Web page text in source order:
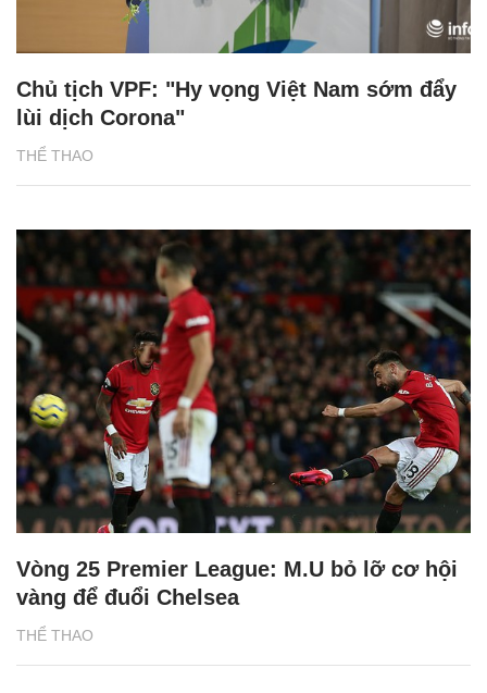
THỂ THAO
Chủ tịch VPF: "Hy vọng Việt Nam sớm đẩy
lùi dịch Corona"
THỂ THAO
Vòng 25 Premier League: M.U bỏ lỡ cơ hội
vàng để đuổi Chelsea